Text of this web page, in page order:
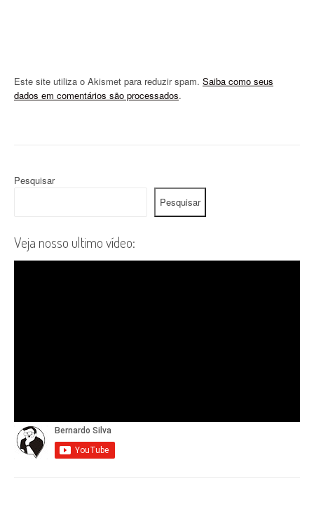
Este site utiliza o Akismet para reduzir spam. Saiba como seus
dados em comentários são processados.
Pesquisar
Pesquisar
Veja nosso ultimo vídeo: